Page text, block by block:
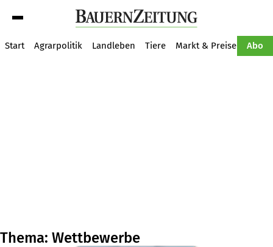
Start Agrarpolitik Landleben Tiere Markt & Preise Abo
Thema: Wettbewerbe